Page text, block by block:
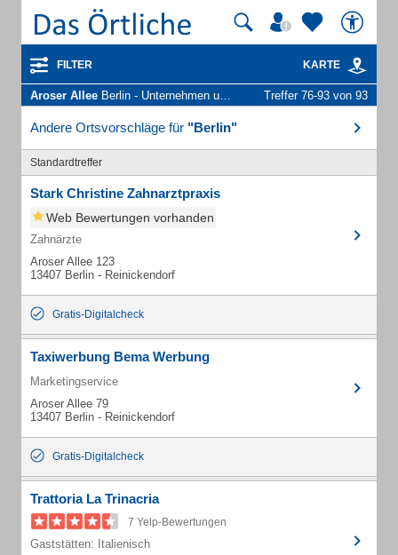
FILTER KARTE
Aroser Allee Berlin - Unternehmen und Personen Treffer 76-93 von 93
Andere Ortsvorschläge für "Berlin"
Standardtreffer
Stark Christine Zahnarztpraxis
Web Bewertungen vorhanden
Zahnärzte
Aroser Allee 123
13407 Berlin - Reinickendorf
Gratis-Digitalcheck
Taxiwerbung Bema Werbung
Marketingservice
Aroser Allee 79
13407 Berlin - Reinickendorf
Gratis-Digitalcheck
Trattoria La Trinacria
7 Yelp-Bewertungen
Gaststätten: Italienisch